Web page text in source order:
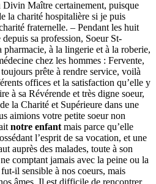
Divin Maître certainement, puisque
la charité hospitalière si je puis
fraternelle. – Pendant les huit
sa profession, Soeur St-
à la lingerie et à la roberie,
chez les hommes : Fervente,
prête à rendre service, voilà
offices et la satisfaction qu’elle y
à sa Révérende et très digne soeur,
la Charité et Supérieure dans une
aimions votre petite soeur non
notre enfant mais parce qu’elle
l’esprit de sa vocation, et une
auprès des malades, toute à son
comptant jamais avec la peine ou la
il sensible à nos coeurs, mais
âmes. Il est difficile de rencontrer